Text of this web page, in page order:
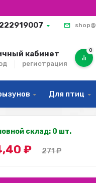
кабинет
регистрация
0
Для птиц
склад: 0 шт.
₽ 271₽